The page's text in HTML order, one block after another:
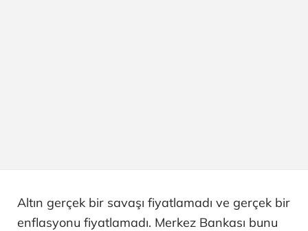
Altın gerçek bir savaşı fiyatlamadı ve gerçek bir
enflasyonu fiyatlamadı. Merkez Bankası bunu